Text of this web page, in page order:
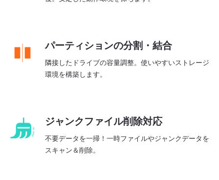
パーティションの分割・結合
隣接したドライブの容量調整。使いやすいストレージ
環境を構築します。
ジャンクファイル削除対応
不要データを一掃！一時ファイルやジャンクデータを
スキャン＆削除。